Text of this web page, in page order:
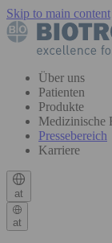
Skip to main content
Über uns
Patienten
Produkte
Medizinische
Pressebereich
Karriere
at
at